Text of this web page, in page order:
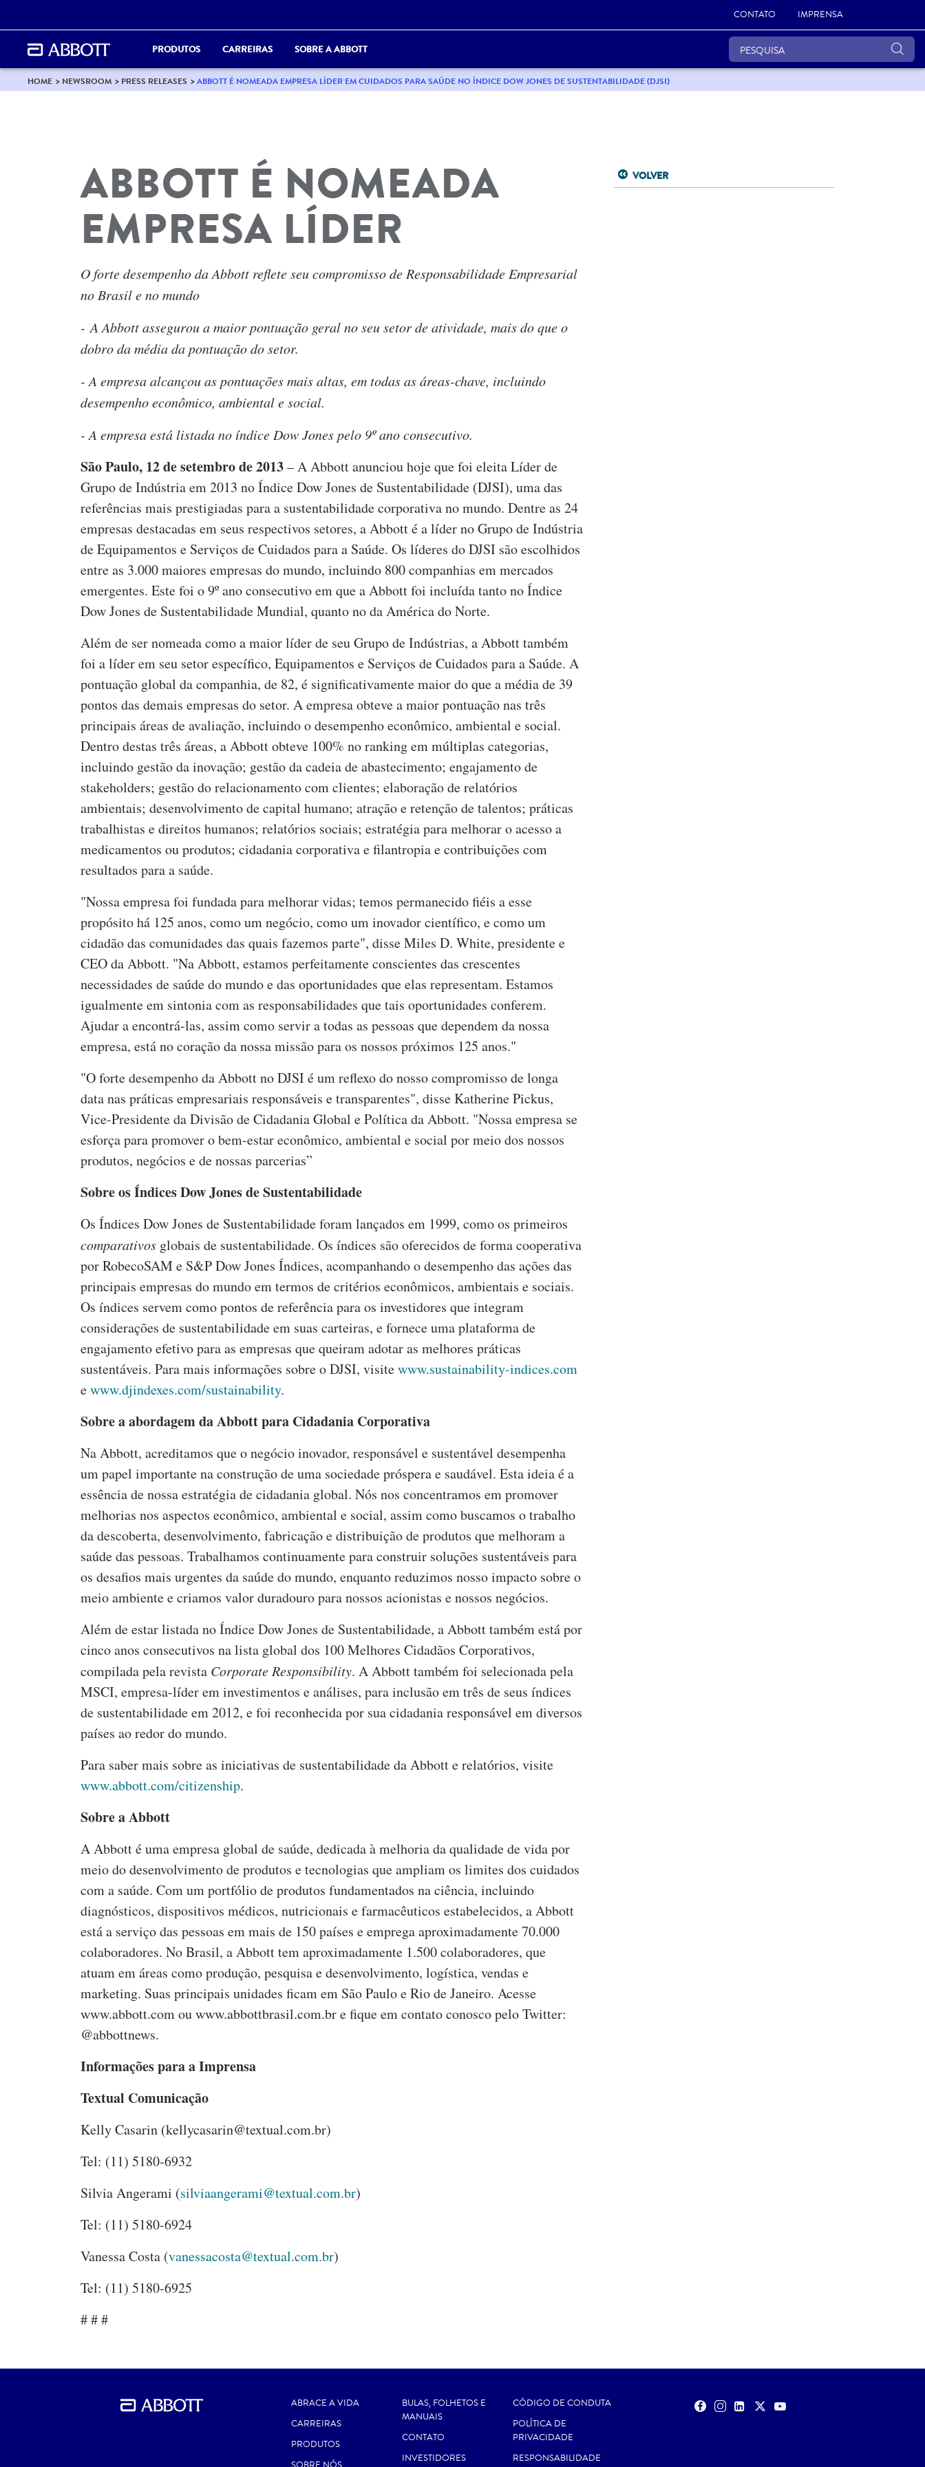
CONTATO IMPRENSA
PRODUTOS CARREIRAS SOBRE A ABBOTT
HOME NEWSROOM PRESS RELEASES ABBOTT É NOMEADA EMPRESA LÍDER EM CUIDADOS PARA SAÚDE NO ÍNDICE DOW JONES DE SUSTENTABILIDADE (DJSI)
ABBOTT É NOMEADA
EMPRESA LÍDER
O forte desempenho da Abbott reflete seu compromisso de Responsabilidade Empresarial
no Brasil e no mundo
- A Abbott assegurou a maior pontuação geral no seu setor de atividade, mais do que o
dobro da média da pontuação do setor.
- A empresa alcançou as pontuações mais altas, em todas as áreas-chave, incluindo
desempenho econômico, ambiental e social.
- A empresa está listada no índice Dow Jones pelo 9º ano consecutivo.
São Paulo, 12 de setembro de 2013– A Abbott anunciou hoje que foi eleita Líder de
Grupo de Indústria em 2013 no Índice Dow Jones de Sustentabilidade (DJSI), uma das
referências mais prestigiadas para a sustentabilidade corporativa no mundo. Dentre as 24
empresas destacadas em seus respectivos setores, a Abbott é a líder no Grupo de Indústria
de Equipamentos e Serviços de Cuidados para a Saúde. Os líderes do DJSI são escolhidos
entre as 3.000 maiores empresas do mundo, incluindo 800 companhias em mercados
emergentes. Este foi o 9º ano consecutivo em que a Abbott foi incluída tanto no Índice
Dow Jones de Sustentabilidade Mundial, quanto no da América do Norte.
Além de ser nomeada como a maior líder de seu Grupo de Indústrias, a Abbott também
foi a líder em seu setor específico, Equipamentos e Serviços de Cuidados para a Saúde. A
pontuação global da companhia, de 82, é significativamente maior do que a média de 39
pontos das demais empresas do setor. A empresa obteve a maior pontuação nas três
principais áreas de avaliação, incluindo o desempenho econômico, ambiental e social.
Dentro destas três áreas, a Abbott obteve 100% no ranking em múltiplas categorias,
incluindo gestão da inovação; gestão da cadeia de abastecimento; engajamento de
stakeholders; gestão do relacionamento com clientes; elaboração de relatórios
ambientais; desenvolvimento de capital humano; atração e retenção de talentos; práticas
trabalhistas e direitos humanos; relatórios sociais; estratégia para melhorar o acesso a
medicamentos ou produtos; cidadania corporativa e filantropia e contribuições com
resultados para a saúde.
"Nossa empresa foi fundada para melhorar vidas; temos permanecido fiéis a esse
propósito há 125 anos, como um negócio, como um inovador científico, e como um
cidadão das comunidades das quais fazemos parte", disse Miles D. White, presidente e
CEO da Abbott. "Na Abbott, estamos perfeitamente conscientes das crescentes
necessidades de saúde do mundo e das oportunidades que elas representam. Estamos
igualmente em sintonia com as responsabilidades que tais oportunidades conferem.
Ajudar a encontrá-las, assim como servir a todas as pessoas que dependem da nossa
empresa, está no coração da nossa missão para os nossos próximos 125 anos."
"O forte desempenho da Abbott no DJSI é um reflexo do nosso compromisso de longa
data nas práticas empresariais responsáveis ​​e transparentes", disse Katherine Pickus,
Vice-Presidente da Divisão de Cidadania Global e Política da Abbott. "Nossa empresa se
esforça para promover o bem-estar econômico, ambiental e social por meio dos nossos
produtos, negócios e de nossas parcerias”
Sobre os Índices Dow Jones de Sustentabilidade
Os Índices Dow Jones de Sustentabilidade foram lançados em 1999, como os primeiros
comparativos globais de sustentabilidade. Os índices são oferecidos de forma cooperativa
por RobecoSAM e S&P Dow Jones Índices, acompanhando o desempenho das ações das
principais empresas do mundo em termos de critérios econômicos, ambientais e sociais.
Os índices servem como pontos de referência para os investidores que integram
considerações de sustentabilidade em suas carteiras, e fornece uma plataforma de
engajamento efetivo para as empresas que queiram adotar as melhores práticas
sustentáveis. Para mais informações sobre o DJSI, visitewww.sustainability-indices.com
ewww.djindexes.com/sustainability.
Sobre a abordagem da Abbott para Cidadania Corporativa
Na Abbott, acreditamos que o negócio inovador, responsável e sustentável desempenha
um papel importante na construção de uma sociedade próspera e saudável. Esta ideia é a
essência de nossa estratégia de cidadania global. Nós nos concentramos em promover
melhorias nos aspectos econômico, ambiental e social, assim como buscamos o trabalho
da descoberta, desenvolvimento, fabricação e distribuição de produtos que melhoram a
saúde das pessoas. Trabalhamos continuamente para construir soluções sustentáveis ​​para
os desafios mais urgentes da saúde do mundo, enquanto reduzimos nosso impacto sobre o
meio ambiente e criamos valor duradouro para nossos acionistas e nossos negócios.
Além de estar listada no Índice Dow Jones de Sustentabilidade, a Abbott também está por
cinco anos consecutivos na lista global dos 100 Melhores Cidadãos Corporativos,
compilada pela revista Corporate Responsibility. A Abbott também foi selecionada pela
MSCI, empresa-líder em investimentos e análises, para inclusão em três de seus índices
de sustentabilidade em 2012, e foi reconhecida por sua cidadania responsável em diversos
países ao redor do mundo.
Para saber mais sobre as iniciativas de sustentabilidade da Abbott e relatórios, visite
www.abbott.com/citizenship.
Sobre a Abbott
A Abbott é uma empresa global de saúde, dedicada à melhoria da qualidade de vida por
meio do desenvolvimento de produtos e tecnologias que ampliam os limites dos cuidados
com a saúde. Com um portfólio de produtos fundamentados na ciência, incluindo
diagnósticos, dispositivos médicos, nutricionais e farmacêuticos estabelecidos, a Abbott
está a serviço das pessoas em mais de 150 países e emprega aproximadamente 70.000
colaboradores. No Brasil, a Abbott tem aproximadamente 1.500 colaboradores, que
atuam em áreas como produção, pesquisa e desenvolvimento, logística, vendas e
marketing. Suas principais unidades ficam em São Paulo e Rio de Janeiro. Acesse
www.abbott.com ou www.abbottbrasil.com.br e fique em contato conosco pelo Twitter:
@abbottnews.
Informações para a Imprensa
Textual Comunicação
Kelly Casarin (kellycasarin@textual.com.br)
Tel: (11) 5180-6932
Silvia Angerami (silviaangerami@textual.com.br)
Tel: (11) 5180-6924
Vanessa Costa (vanessacosta@textual.com.br)
Tel: (11) 5180-6925
# # #
VOLVER
ABRACE A VIDA
CARREIRAS
PRODUTOS
BULAS, FOLHETOS E
MANUAIS
CONTATO
INVESTIDORES
CÓDIGO DE CONDUTA
POLÍTICA DE
PRIVACIDADE
RESPONSABILIDADE